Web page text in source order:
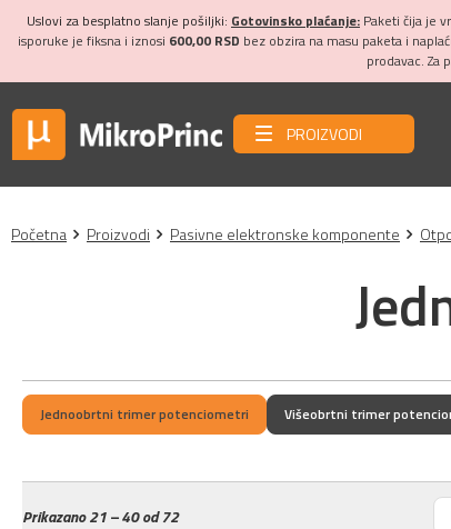
Uslovi za besplatno slanje pošiljki: Gotovinsko plaćanje: Paketi čija je
isporuke je fiksna i iznosi 600,00 RSD bez obzira na masu paketa i
prodavac. Za
PROIZVODI
Početna Proizvodi Pasivne elektronske komponente
Jednoobrtni trimer potenciometri Višeobrtni trimer
Prikazano21 – 40 od 72